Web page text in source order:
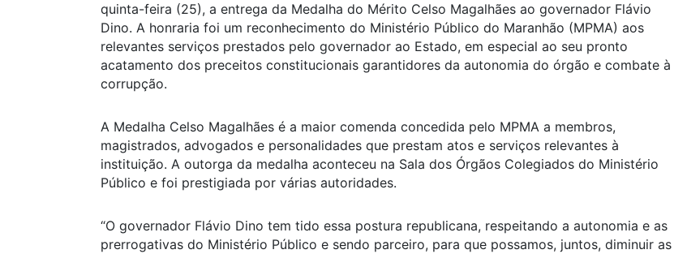
quinta-feira (25), a entrega da Medalha do Mérito Celso Magalhães ao governador Flávio
Dino. A honraria foi um reconhecimento do Ministério Público do Maranhão (MPMA) aos
relevantes serviços prestados pelo governador ao Estado, em especial ao seu pronto
acatamento dos preceitos constitucionais garantidores da autonomia do órgão e combate à
corrupção.
A Medalha Celso Magalhães é a maior comenda concedida pelo MPMA a membros,
magistrados, advogados e personalidades que prestam atos e serviços relevantes à
instituição. A outorga da medalha aconteceu na Sala dos Órgãos Colegiados do Ministério
Público e foi prestigiada por várias autoridades.
“O governador Flávio Dino tem tido essa postura republicana, respeitando a autonomia e as
prerrogativas do Ministério Público e sendo parceiro, para que possamos, juntos, diminuir as